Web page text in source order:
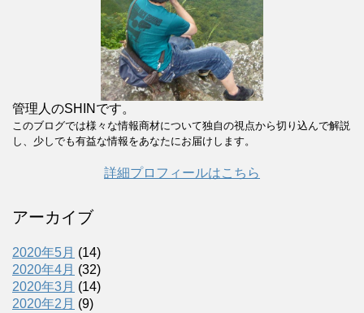
管理人のSHINです。
このブログでは様々な情報商材について独自の視点から切り込んで解説
し、少しでも有益な情報をあなたにお届けします。
詳細プロフィールはこちら
アーカイブ
2020年5月 (14)
2020年4月 (32)
2020年3月 (14)
2020年2月 (9)